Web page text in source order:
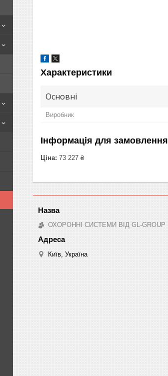
Характеристики
Основні
Виробник
Інформація для замовлення
Ціна: 73 227 ₴
ОХОРОННІ СИСТЕМИ ВІД GL-GROUP
Київ, Україна